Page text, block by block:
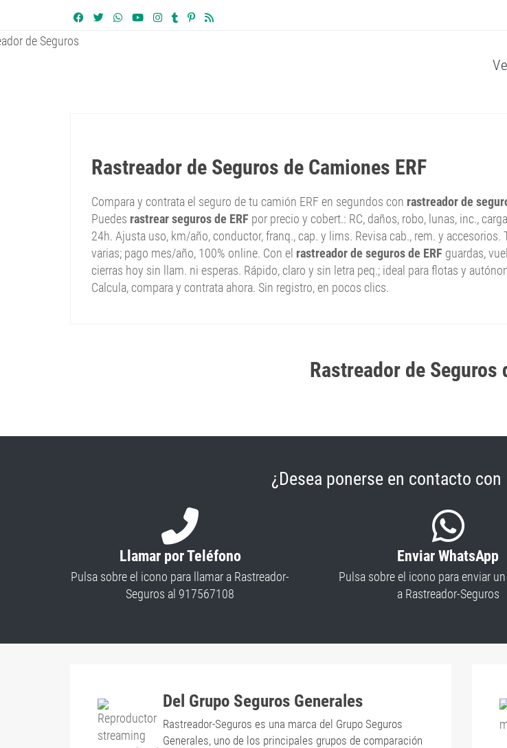
Rastreador de Seguros de Camiones ERF
Compara y contrata el seguro de tu camión ERF en segundos con rastreador de
Puedes rastrear seguros de ERF por precio y cobert.: RC, daños, robo, lunas, inc.,
24h. Ajusta uso, km/año, conductor, franq., cap. y lims. Revisa cab., rem. y accesorios.
varias; pago mes/año, 100% online. Con el rastreador de seguros de ERF guardas,
cierras hoy sin llam. ni esperas. Rápido, claro y sin letra peq.; ideal para flotas y
Calcula, compara y contrata ahora. Sin registro, en pocos clics.
Rastreador de Seguros
¿Desea ponerse en contacto con
Llamar por Teléfono
Pulsa sobre el icono para llamar a Rastreador-
Seguros al 917567108
Enviar WhatsApp
Pulsa sobre el icono para enviar
a Rastreador-Seguros
Del Grupo Seguros Generales
Rastreador-Seguros es una marca del Grupo Seguros
Generales, uno de los principales grupos de comparación